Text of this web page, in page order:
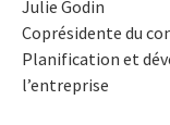
Julie Godin
Coprésidente du
Planification et
l’entreprise